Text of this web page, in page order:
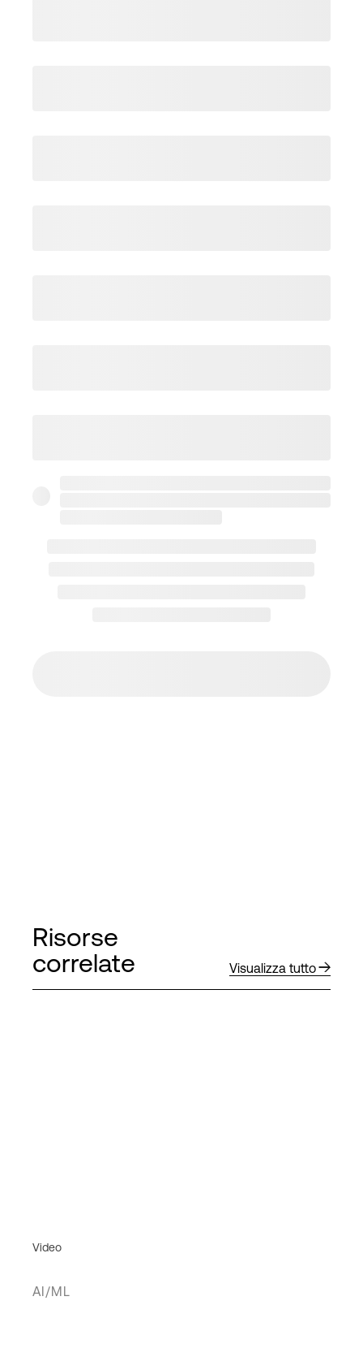
Risorse
correlate
Visualizza tutto
Video
AI/ML